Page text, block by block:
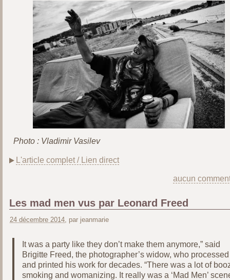
Photo : Vladimir Vasilev
L'article complet / Lien direct
aucun
Les mad men vus par Leonard Freed
24 décembre 2014, par jeanmarie
It was a party like they don’t make them anymore,” said
Brigitte Freed, the photographer’s widow, who processed
and printed his work for decades. “There was a lot of
smoking and womanizing. It really was a ‘Mad Men’